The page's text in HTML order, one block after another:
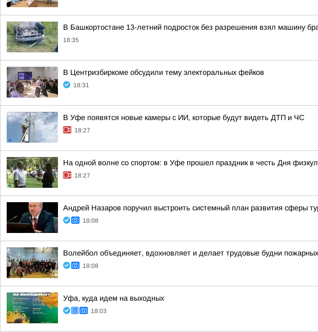
В Башкортостане 13-летний подросток без разрешения взял машину
18:35
В Центризбиркоме обсудили тему электоральных фейков
18:31
В Уфе появятся новые камеры с ИИ, которые будут видеть ДТП и ЧС
18:27
На одной волне со спортом: в Уфе прошел праздник в честь Дня
18:27
Андрей Назаров поручил выстроить системный план развития сферы
18:08
Волейбол объединяет, вдохновляет и делает трудовые будни
18:08
Уфа, куда идем на выходных
18:03